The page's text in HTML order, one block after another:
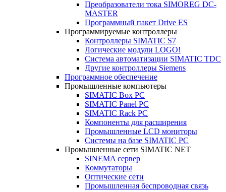
Преобразователи тока SIMOREG DC-
MASTER
Программный пакет Drive ES
Программируемые контроллеры
Контроллеры SIMATIC S7
Логические модули LOGO!
Система автоматизации SIMATIC TDC
Другие контроллеры Siemens
Программное обеспечение
Промышленные компьютеры
SIMATIC Box PC
SIMATIC Panel PС
SIMATIC Rack PC
Компоненты для расширения
Промышленные LCD мониторы
Системы на базе SIMATIC PC
Промышленные сети SIMATIC NET
SINEMA сервер
Коммутаторы
Оптические сети
Промышленная беспроводная связь